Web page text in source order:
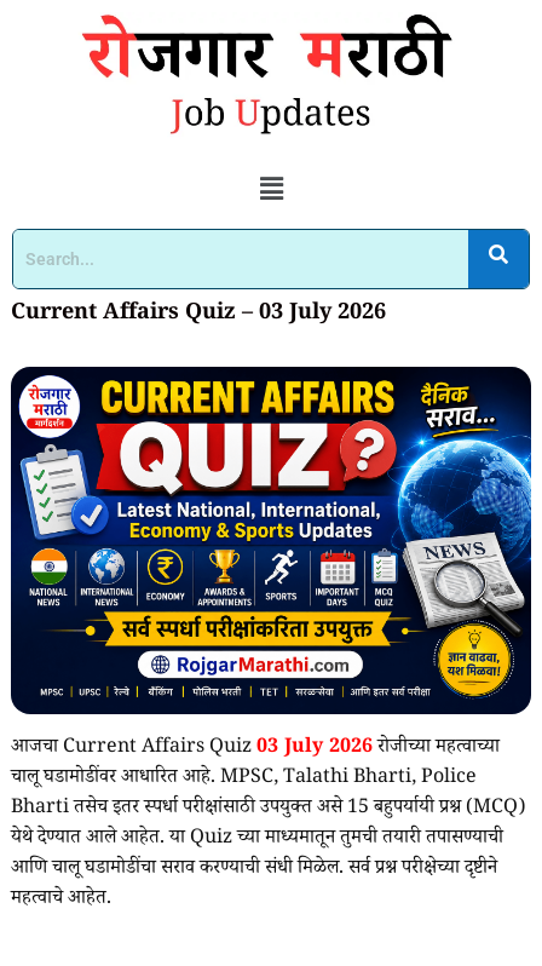
Current Affairs Quiz – 03 July 2026
आजचा Current Affairs Quiz03 July 2026रोजीच्या महत्वाच्या
चालू घडामोडींवर आधारित आहे. MPSC, Talathi Bharti, Police
Bharti तसेच इतर स्पर्धा परीक्षांसाठी उपयुक्त असे 15 बहुपर्यायी प्रश्न (MCQ)
येथे देण्यात आले आहेत. या Quiz च्या माध्यमातून तुमची तयारी तपासण्याची
आणि चालू घडामोडींचा सराव करण्याची संधी मिळेल. सर्व प्रश्न परीक्षेच्या दृष्टीने
महत्वाचे आहेत.